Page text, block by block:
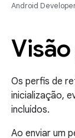
Android
Os perfis de
inicialização,
incluídos.
Ao enviar um